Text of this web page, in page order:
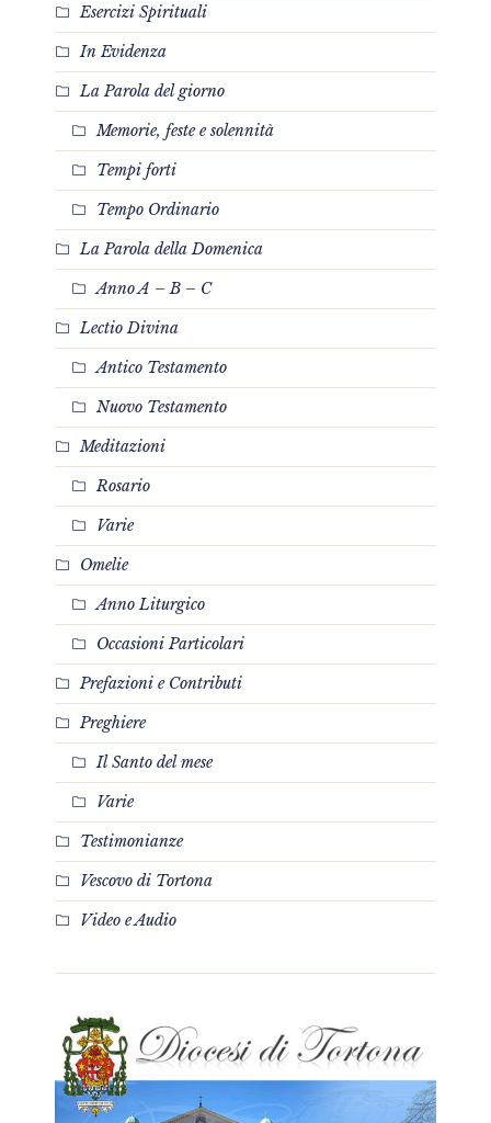
Esercizi Spirituali
In Evidenza
La Parola del giorno
Memorie, feste e solennità
Tempi forti
Tempo Ordinario
La Parola della Domenica
Anno A – B – C
Lectio Divina
Antico Testamento
Nuovo Testamento
Meditazioni
Rosario
Varie
Omelie
Anno Liturgico
Occasioni Particolari
Prefazioni e Contributi
Preghiere
Il Santo del mese
Varie
Testimonianze
Vescovo di Tortona
Video e Audio